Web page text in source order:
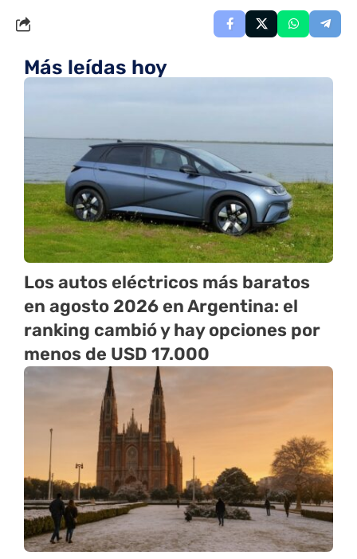
Más leídas hoy
Los autos eléctricos más baratos
en agosto 2026 en Argentina: el
ranking cambió y hay opciones por
menos de USD 17.000